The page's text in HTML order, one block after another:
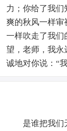
力；你给了我
爽的秋风一样
一样吹走了我们
望，老师，我
诚地对你说：“
是谁把我们